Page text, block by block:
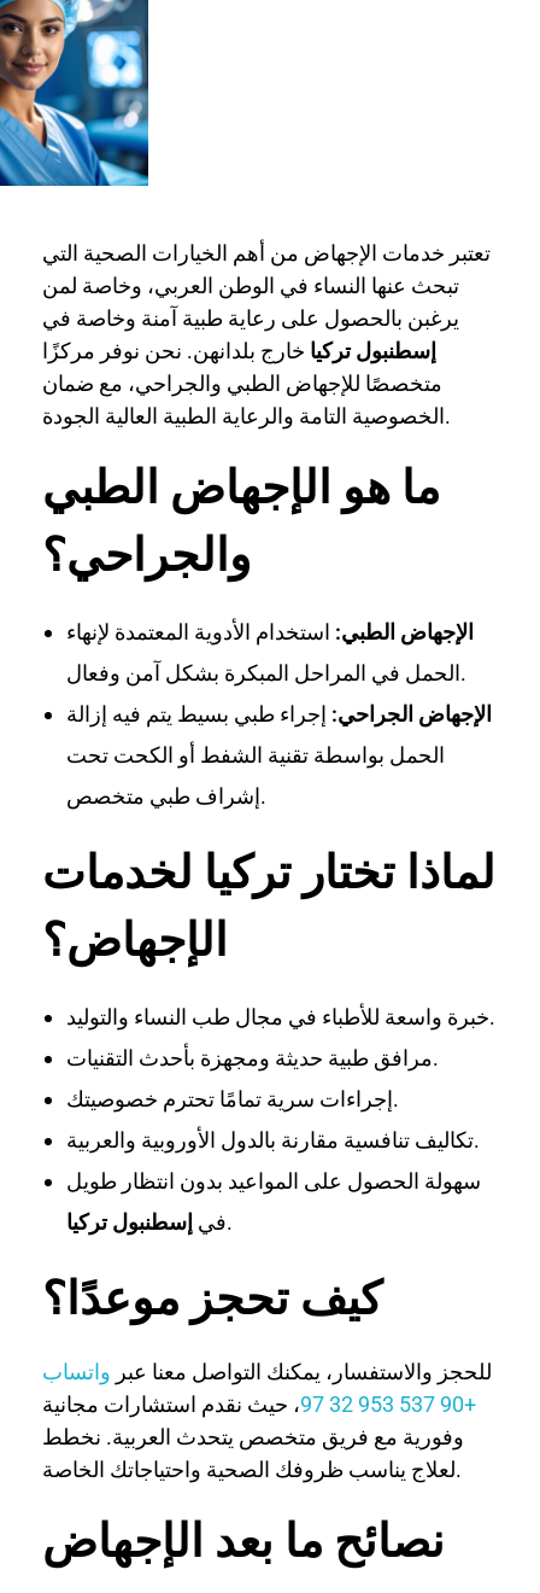
تعتبر خدمات الإجهاض من أهم الخيارات الصحية التي
تبحث عنها النساء في الوطن العربي، وخاصة لمن
يرغبن بالحصول على رعاية طبية آمنة وخاصة في
إسطنبول تركيا خارج بلدانهن. نحن نوفر مركزًا
متخصصًا للإجهاض الطبي والجراحي، مع ضمان
الخصوصية التامة والرعاية الطبية العالية الجودة.
ما هو الإجهاض الطبي
والجراحي؟
الإجهاض الطبي: استخدام الأدوية المعتمدة لإنهاء
الحمل في المراحل المبكرة بشكل آمن وفعال.
الإجهاض الجراحي: إجراء طبي بسيط يتم فيه إزالة
الحمل بواسطة تقنية الشفط أو الكحت تحت
إشراف طبي متخصص.
لماذا تختار تركيا لخدمات
الإجهاض؟
خبرة واسعة للأطباء في مجال طب النساء والتوليد.
مرافق طبية حديثة ومجهزة بأحدث التقنيات.
إجراءات سرية تمامًا تحترم خصوصيتك.
تكاليف تنافسية مقارنة بالدول الأوروبية والعربية.
سهولة الحصول على المواعيد بدون انتظار طويل
في إسطنبول تركيا .
كيف تحجز موعدًا؟
للحجز والاستفسار، يمكنك التواصل معنا عبر واتساب
+90 537 953 32 97
، حيث نقدم استشارات مجانية
وفورية مع فريق متخصص يتحدث العربية. نخطط
لعلاج يناسب ظروفك الصحية واحتياجاتك الخاصة.
نصائح ما بعد الإجهاض